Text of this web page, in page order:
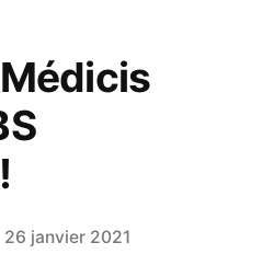
26 janvier 2021